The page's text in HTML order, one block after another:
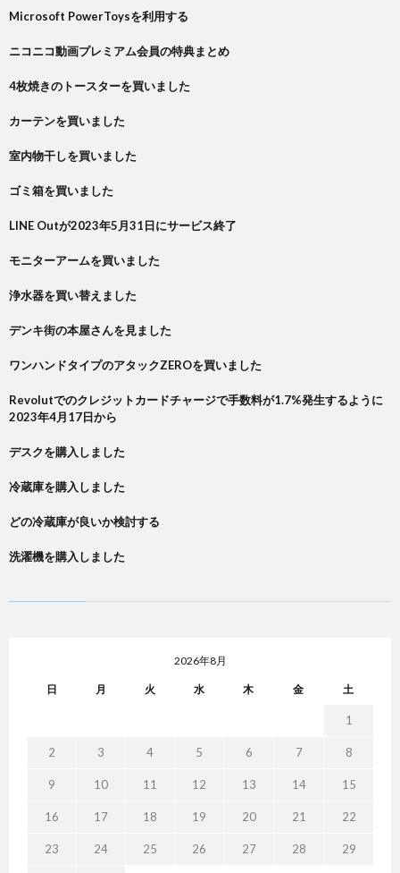
Microsoft PowerToysを利用する
ニコニコ動画プレミアム会員の特典まとめ
4枚焼きのトースターを買いました
カーテンを買いました
室内物干しを買いました
ゴミ箱を買いました
LINE Outが2023年5月31日にサービス終了
モニターアームを買いました
浄水器を買い替えました
デンキ街の本屋さんを見ました
ワンハンドタイプのアタックZEROを買いました
Revolutでのクレジットカードチャージで手数料が1.7%発生するように
2023年4月17日から
デスクを購入しました
冷蔵庫を購入しました
どの冷蔵庫が良いか検討する
洗濯機を購入しました
2026年8月
日 月 火 水 木 金 土
1
2 3 4 5 6 7 8
9 10 11 12 13 14 15
16 17 18 19 20 21 22
23 24 25 26 27 28 29